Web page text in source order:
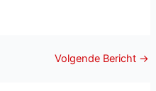
Volgende Bericht →